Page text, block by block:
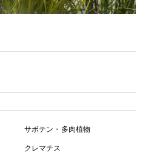
サボテン・多肉植物
クレマチス